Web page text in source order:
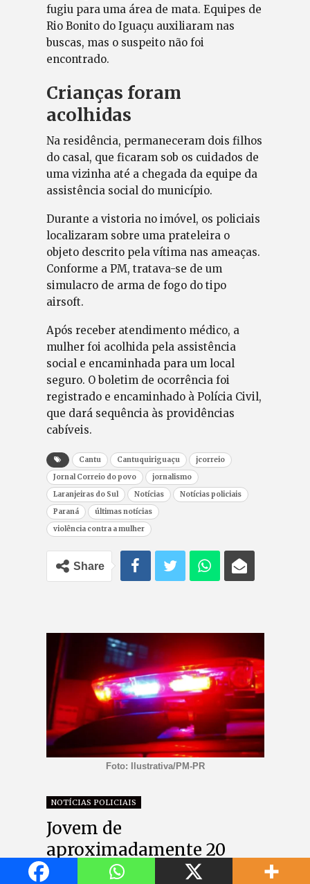
fugiu para uma área de mata. Equipes de
Rio Bonito do Iguaçu auxiliaram nas
buscas, mas o suspeito não foi
encontrado.
Crianças foram
acolhidas
Na residência, permaneceram dois filhos
do casal, que ficaram sob os cuidados de
uma vizinha até a chegada da equipe da
assistência social do município.
Durante a vistoria no imóvel, os policiais
localizaram sobre uma prateleira o
objeto descrito pela vítima nas ameaças.
Conforme a PM, tratava-se de um
simulacro de arma de fogo do tipo
airsoft.
Após receber atendimento médico, a
mulher foi acolhida pela assistência
social e encaminhada para um local
seguro. O boletim de ocorrência foi
registrado e encaminhado à Polícia Civil,
que dará sequência às providências
cabíveis.
Cantu Cantuquiriguaçu
jcorreio
Jornal Correio do povo
jornalismo
Laranjeiras do Sul
Notícias
Notícias policiais
Paraná
últimas notícias
violência contra a mulher
Share
Foto: Ilustrativa/PM-PR
NOTÍCIAS POLICIAIS
Jovem de
aproximadamente 20
anos é morto a tiros